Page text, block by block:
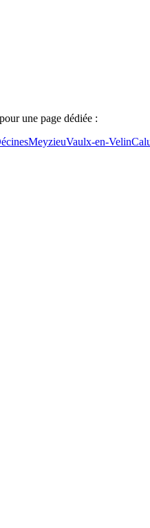
une page dédiée :
MeyzieuVaulx-en-Velin